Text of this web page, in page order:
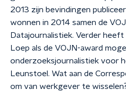
2013 zijn bevindingen
wonnen in 2014 samen de
Datajournalistiek. Verder
Loep als de VOJN-award
onderzoeksjournalistiek voor
Leunstoel. Wat aan de
om van werkgever te